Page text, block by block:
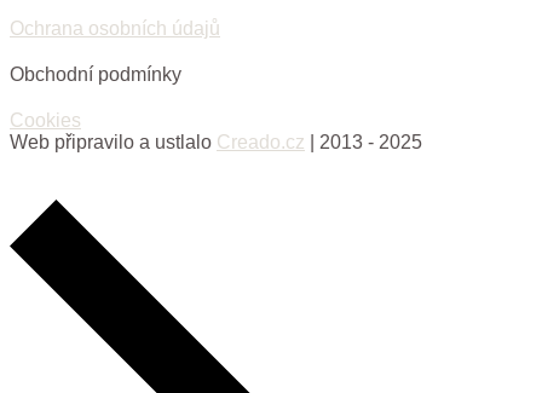
Ochrana osobních údajů
Obchodní podmínky
Cookies
Web připravilo a ustlalo Creado.cz | 2013 - 2025